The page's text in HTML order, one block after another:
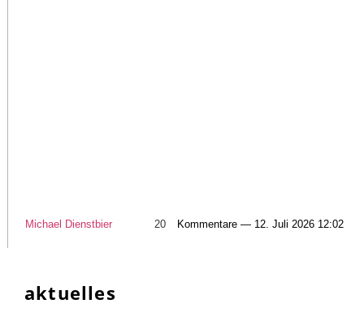
Michael Dienstbier 20 Kommentare — 12. Juli 2026 12:02
aktuelles